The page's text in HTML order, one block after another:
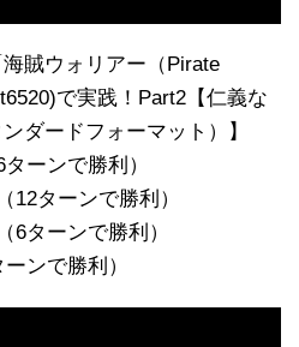
賊ウォリアー（Pirate
で実践！Part2【仁義な
ダードフォーマット）】
ーンで勝利）
12ターンで勝利）
6ターンで勝利）
ンで勝利）